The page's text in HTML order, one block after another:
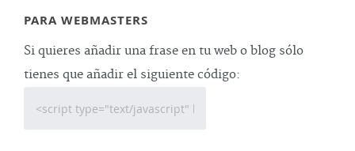
PARA WEBMASTERS
Si quieres añadir una frase en tu web o blog sólo
tienes que añadir el siguiente código: